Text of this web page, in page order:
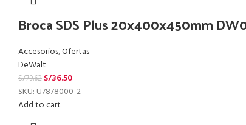
Broca SDS Plus 20x400x450mm
Accesorios,Ofertas
DeWalt
S/79.62 S/36.50
SKU: U7878000-2
Add to cart